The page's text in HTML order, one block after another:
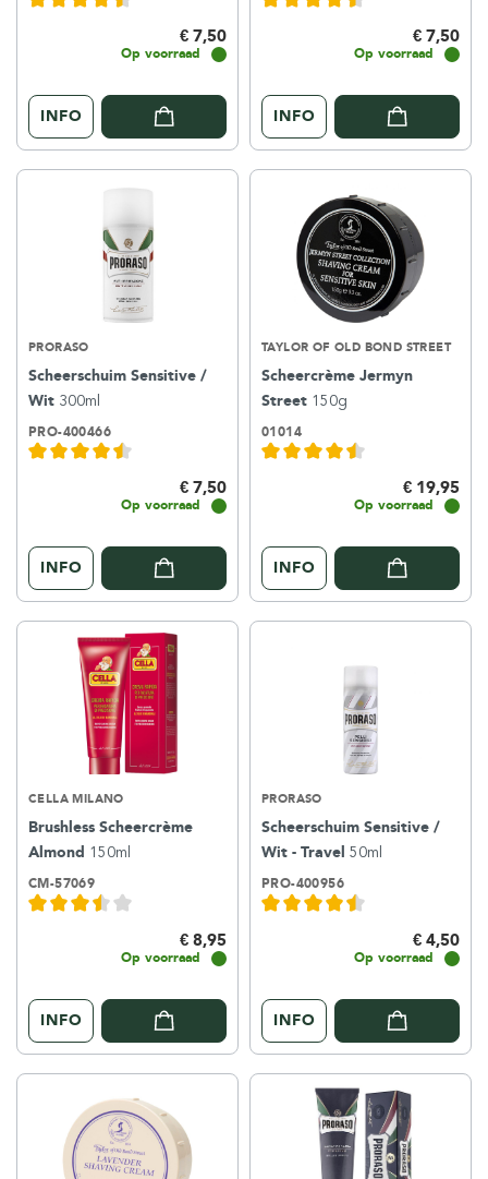
€ 7,50
Op voorraad
INFO
€ 7,50
Op voorraad
INFO
PRORASO
Scheerschuim Sensitive /
Wit 300ml
PRO-400466
€ 7,50
Op voorraad
INFO
TAYLOR OF OLD BOND STREET
Scheercrème Jermyn
Street 150g
01014
€ 19,95
Op voorraad
INFO
CELLA MILANO
Brushless Scheercrème
Almond 150ml
CM-57069
€ 8,95
Op voorraad
INFO
PRORASO
Scheerschuim Sensitive /
Wit - Travel 50ml
PRO-400956
€ 4,50
Op voorraad
INFO